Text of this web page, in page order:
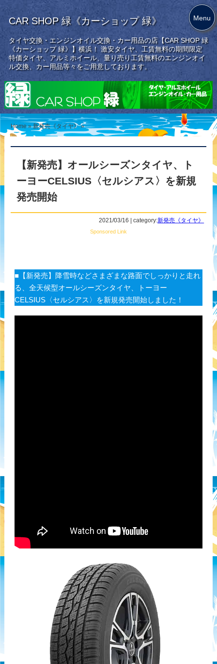
CAR SHOP 緑《カーショップ 緑》
タイヤ交換・エンジンオイル交換・カー用品の店【CAR SHOP 緑
《カーショップ 緑》】横浜！ 激安タイヤ、工賃無料の期間限定
特価タイヤ、アルミホイール、量り売り工賃無料のエンジンオイ
ル交換、カー用品等々をご用意しております。
Home »新発売《タイヤ》 »
【新発売】オールシーズンタイヤ、ト
ーヨーCELSIUS〈セルシアス〉を新規
発売開始
2021/03/16 | category:新発売《タイヤ》
Sponsored Link
■【新発売】降雪時などさまざまな路面でしっかりと走れ
る、全天候型オールシーズンタイヤ、トーヨー
CELSIUS〈セルシアス〉を新規発売開始しました！
Menu